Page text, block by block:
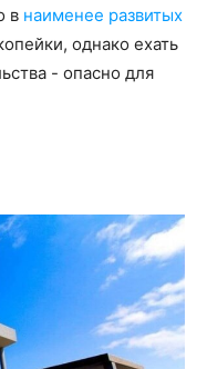
в наименее развитых
однако ехать
- опасно для